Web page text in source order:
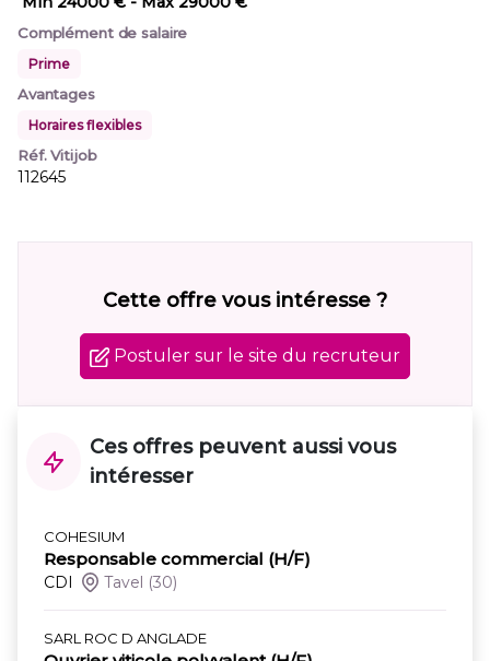
Complément de salaire
Prime
Avantages
Horaires flexibles
Réf. Vitijob
112645
Cette offre vous intéresse ?
Postuler sur le site du recruteur
Ces offres peuvent aussi vous
intéresser
COHESIUM
Responsable commercial (H/F)
CDI Tavel (30)
SARL ROC D ANGLADE